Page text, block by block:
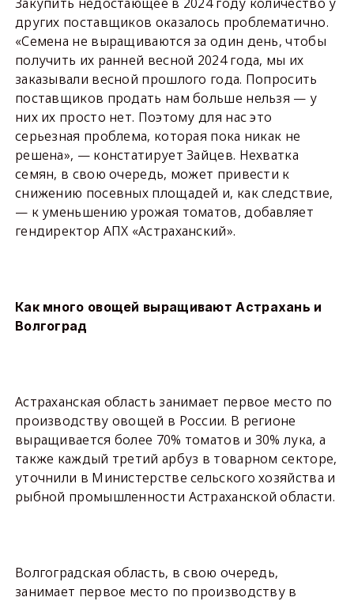
других поставщиков оказалось проблематично.
«Семена не выращиваются за один день, чтобы
получить их ранней весной 2024 года, мы их
заказывали весной прошлого года. Попросить
поставщиков продать нам больше нельзя — у
них их просто нет. Поэтому для нас это
серьезная проблема, которая пока никак не
решена», — констатирует Зайцев. Нехватка
семян, в свою очередь, может привести к
снижению посевных площадей и, как следствие,
— к уменьшению урожая томатов, добавляет
гендиректор АПХ «Астраханский».
Как много овощей выращивают Астрахань и
Волгоград
Астраханская область занимает первое место по
производству овощей в России. В регионе
выращивается более 70% томатов и 30% лука, а
также каждый третий арбуз в товарном секторе,
уточнили в Министерстве сельского хозяйства и
рыбной промышленности Астраханской области.
Волгоградская область, в свою очередь,
занимает первое место по производству в